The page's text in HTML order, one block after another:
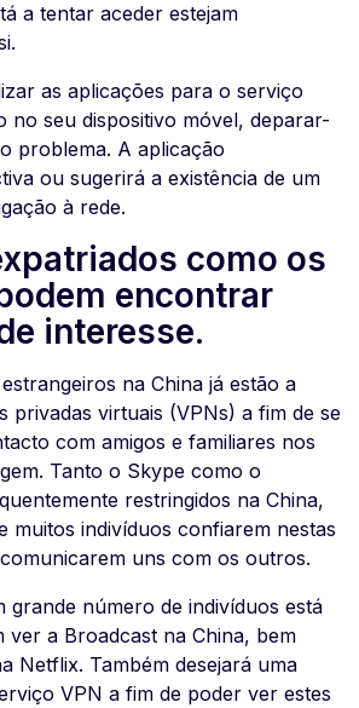
a tentar aceder estejam
as aplicações para o serviço
no seu dispositivo móvel, deparar-
problema. A aplicação
ou sugerirá a existência de um
à rede.
como os
encontrar
interesse.
na China já estão a
privadas virtuais (VPNs) a fim de se
com amigos e familiares nos
Tanto o Skype como o
restringidos na China,
muitos indivíduos confiarem nestas
uns com os outros.
grande número de indivíduos está
ver a Broadcast na China, bem
Netflix. Também desejará uma
VPN a fim de poder ver estes